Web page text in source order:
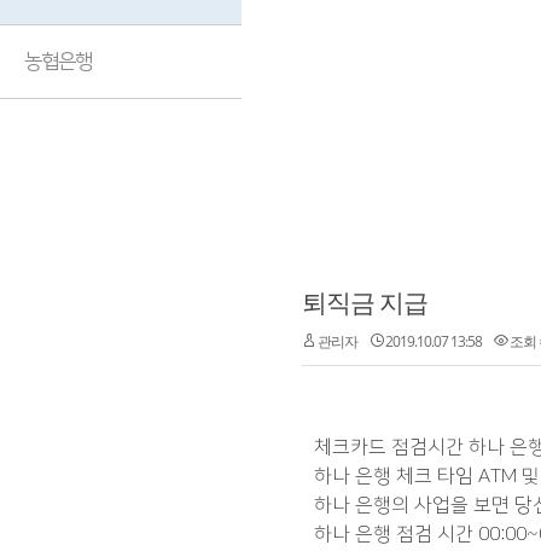
농협은행
퇴직금 지급
관리자 2019.10.07 13:58 조회
체크카드 점검시간 하나 은
하나 은행 체크 타임 ATM
하나 은행의 사업을 보면 당
하나 은행 점검 시간